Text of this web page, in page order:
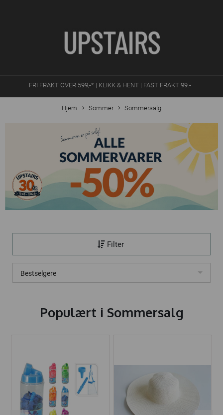
FRI FRAKT OVER 599,-* | KLIKK & HENT | FAST FRAKT 99.-
Hjem Sommer Sommersalg
Filter
Bestselgere
Populært i Sommersalg